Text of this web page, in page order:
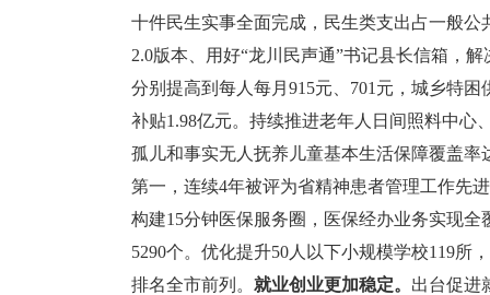
十件民生实事全面完成，民生类支出占一般
2.0版本、用好“龙川民声通”书记县长信箱，
分别提高到每人每月915元、701元，城乡特
补贴1.98亿元。持续推进老年人日间照料中心
孤儿和事实无人抚养儿童基本生活保障覆盖率
第一，连续4年被评为省精神患者管理工作先
构建15分钟医保服务圈，医保经办业务实现全
5290个。优化提升50人以下小规模学校119
排名全市前列。 就业创业更加稳定。 出台促进